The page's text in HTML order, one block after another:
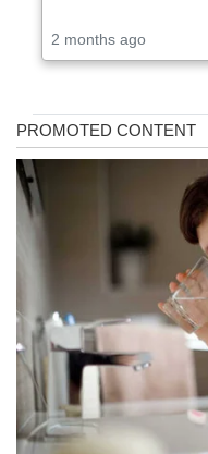
2 months ago